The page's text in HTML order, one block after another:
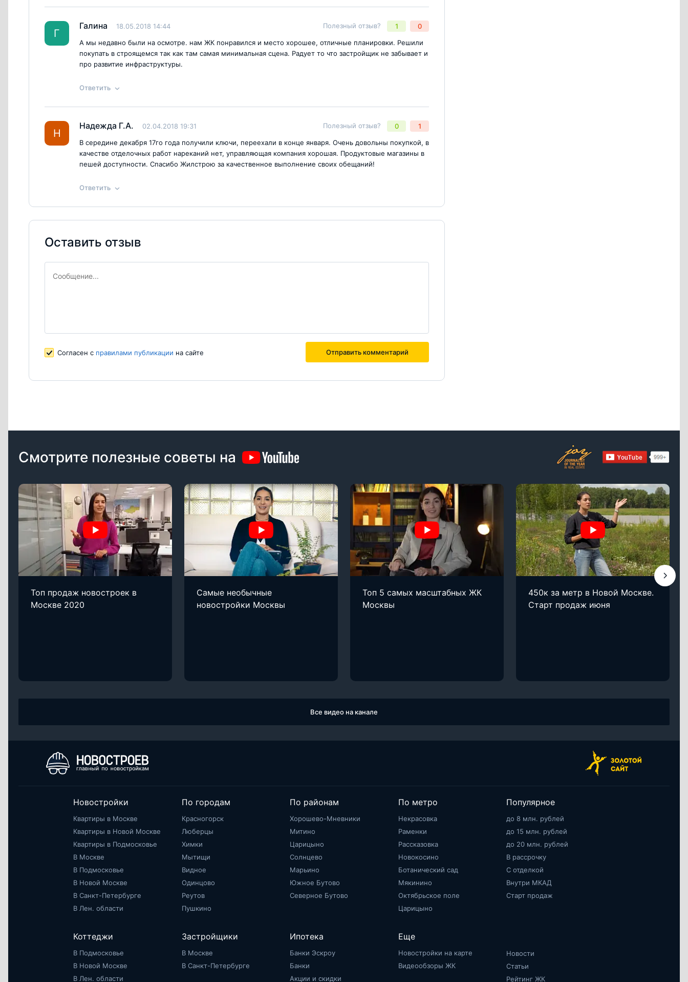
Ответ на отзыв @Олег
Согласен справилами публикации Отправить комментарий
Г
Галина 18.05.2018 14:44 Полезный отзыв? 1 0
А мы недавно были на осмотре. нам ЖК понравился и место хорошее, отличные планировки. Решили
покупать в строящемся так как там самая минимальная сцена. Радует то что застройщик не забывает и
про развитие инфраструктуры.
Ответить
Ответ на отзыв @Галина
Н
Надежда Г.А. 02.04.2018 19:31 Полезный отзыв? 0 1
В середине декабря 17го года получили ключи, переехали в конце января. Очень довольны покупкой, в
качестве отделочных работ нареканий нет, управляющая компания хорошая. Продуктовые магазины в
пешей доступности. Спасибо Жилстрою за качественное выполнение своих обещаний!
Ответить
Ответ на отзыв @Надежда Г.А.
Оставить отзыв
Согласен с правилами публикации на сайте Отправить комментарий
Смотрите полезные советы на
Топ продаж новостроек в
Москве 2020
Самые необычные
новостройки Москвы
Топ 5 самых масштабных ЖК
Москвы
450к за метр в Новой Москве.
Старт продаж июня
Все видео на канале
Новостройки
Квартиры в Москве
Квартиры в Новой Москве
Квартиры в Подмосковье
В Москве
В Подмосковье
В Новой Москве
В Санкт-Петербурге
В Лен. области
По городам
Красногорск
Люберцы
Химки
Мытищи
Видное
Одинцово
Реутов
Пушкино
По районам
Хорошево-Мневники
Митино
Царицыно
Солнцево
Марьино
Южное Бутово
Северное Бутово
По метро
Некрасовка
Раменки
Рассказовка
Новокосино
Ботанический сад
Мякинино
Октябрьское поле
Царицыно
Популярное
до 8 млн. рублей
до 15 млн. рублей
до 20 млн. рублей
В рассрочку
С отделкой
Внутри МКАД
Старт продаж
Коттеджи
В Подмосковье
В Новой Москве
В Лен. области
Застройщики
В Москве
В Санкт-Петербурге
Ипотека
Банки Эскроу
Банки
Акции и скидки
Еще
Новостройки на карте
Видеообзоры ЖК
Новости
Статьи
Рейтинг ЖК